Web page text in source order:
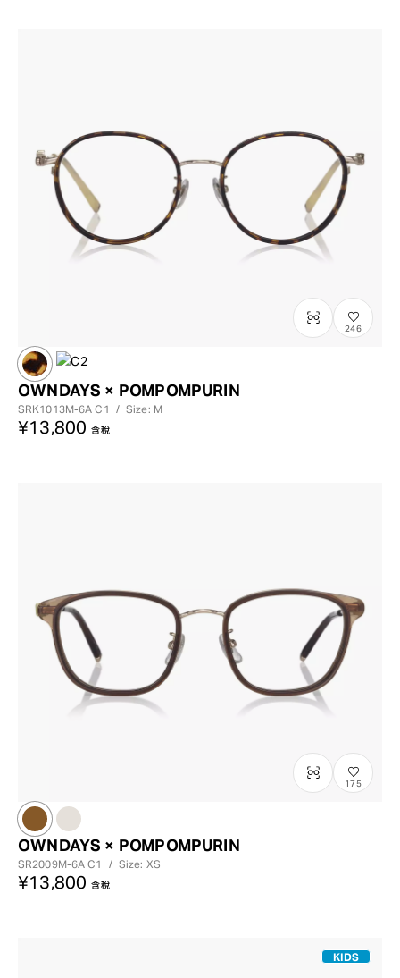
246
OWNDAYS × POMPOMPURIN
SRK1013M-6AC1 / Size: M
¥13,800 含稅
175
OWNDAYS × POMPOMPURIN
SR2009M-6AC1 / Size: XS
¥13,800 含稅
KIDS